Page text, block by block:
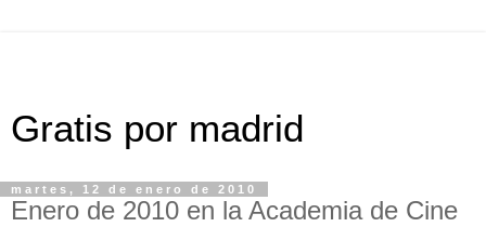
Gratis por madrid
martes, 12 de enero de 2010
Enero de 2010 en la Academia de Cine